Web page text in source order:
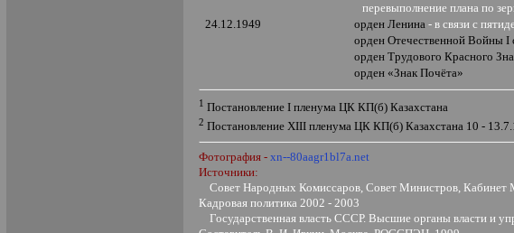
перевыполнение плана по
24.12.1949
орден Ленина- в связи с
орден Отечественной ВойныI
орден Трудового Красного
орден«Знак Почёта»
1 ПостановлениеI пленума ЦК КП(б) Казахстана
2 Постановление XIIIпленума ЦК КП(б) Казахстана 10 -
Фотография - xn--80aagr1bl7a.net
Источники:
Совет Народных Комиссаров, Совет Министров, Кабинет
Кадровая политика 2002 - 2003
Государственная власть СССР. Высшие органы власти и